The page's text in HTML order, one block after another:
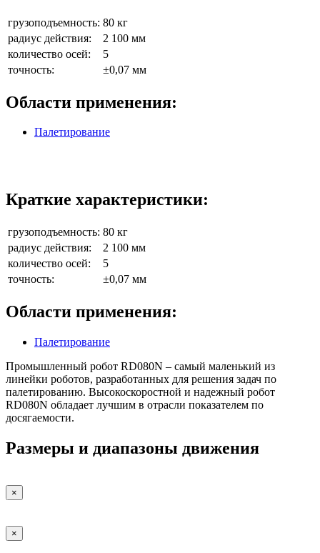
грузоподъемность: 80 кг
радиус действия:
2 100 мм
количество осей:
5
точность:
±0,07 мм
Области применения:
Палетирование
Краткие характеристики:
грузоподъемность: 80 кг
радиус действия:
2 100 мм
количество осей:
5
точность:
±0,07 мм
Области применения:
Палетирование
Промышленный робот RD080N – самый маленький из
линейки роботов, разработанных для решения задач по
палетированию. Высокоскоростной и надежный робот
RD080N обладает лучшим в отрасли показателем по
досягаемости.
Размеры и диапазоны движения
×
×